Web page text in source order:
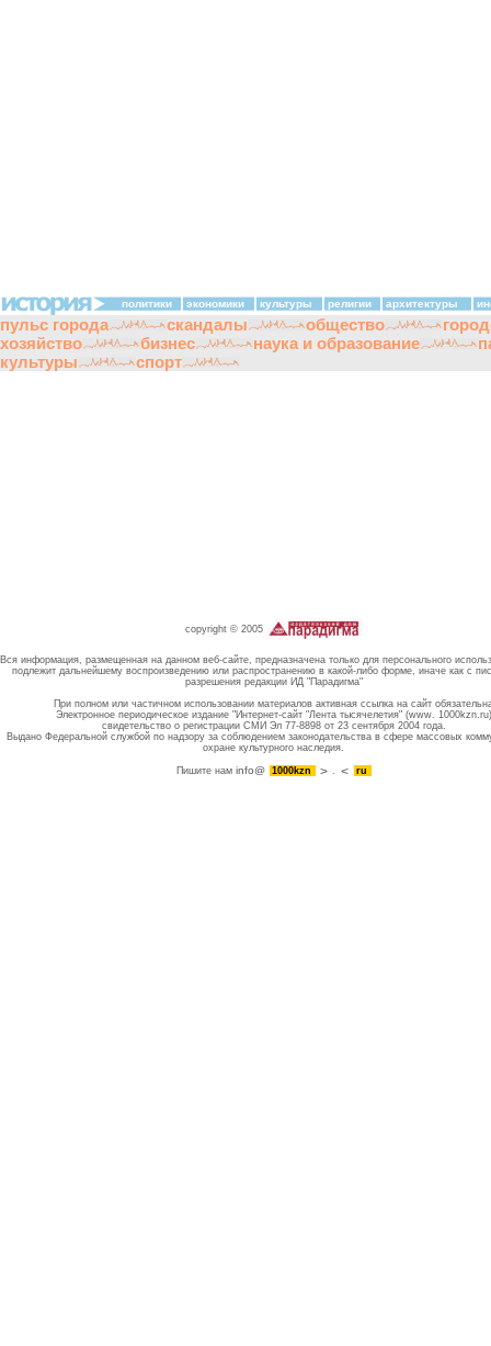
политики экономики культуры религии архитектуры
пульс города скандалы общество
хозяйство
бизнес наука и образование
культуры
спорт
copyright © 2005
Вся информация, размещенная на данном веб-сайте, предназначена только для персонального
подлежит дальнейшему воспроизведению или распространению в какой-либо форме, иначе как с
разрешения редакции ИД "Парадигма"
При полном или частичном использовании материалов активная ссылка на сайт
Электронное периодическое издание "Интернет-сайт "Лента тысячелетия" (www. 1000kzn.ru)
свидетельство о регистрации СМИ Эл 77-8898 от 23 сентября 2004 года.
Выдано Федеральной службой по надзору за соблюдением законодательства в сфере массовых
охране культурного наследия.
Пишите намinfo@ 1000kzn . ru